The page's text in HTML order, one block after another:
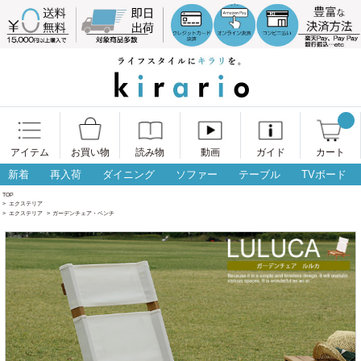
アイテム お買い物 読み物 動画 ガイド カート
新着 再入荷 ダイニング ソファー テーブル TVボード
TOP
> エクステリア
> エクステリア > ガーデンチェア・ベンチ